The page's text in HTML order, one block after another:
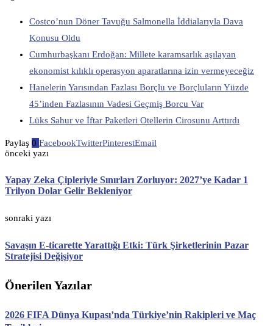
Costco’nun Döner Tavuğu Salmonella İddialarıyla Dava
Konusu Oldu
Cumhurbaşkanı Erdoğan: Millete karamsarlık aşılayan
ekonomist kılıklı operasyon aparatlarına izin vermeyeceğiz
Hanelerin Yarısından Fazlası Borçlu ve Borçluların Yüzde
45’inden Fazlasının Vadesi Geçmiş Borcu Var
Lüks Sahur ve İftar Paketleri Otellerin Cirosunu Arttırdı
Paylaş 0 FacebookTwitterPinterestEmail
önceki yazı
Yapay Zeka Çipleriyle Sınırları Zorluyor: 2027’ye Kadar 1
Trilyon Dolar Gelir Bekleniyor
sonraki yazı
Savaşın E-ticarette Yarattığı Etki: Türk Şirketlerinin Pazar
Stratejisi Değişiyor
Önerilen Yazılar
2026 FIFA Dünya Kupası’nda Türkiye’nin Rakipleri ve Maç